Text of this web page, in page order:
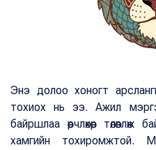
Энэ долоо хоногт
тохиох нь ээ. Ажил
байршлаа өөрчлөхөөр
хамгийн тохиромжтой.